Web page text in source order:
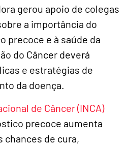
gerou apoio de colegas
a importância do
precoce e à saúde da
do Câncer deverá
e estratégias de
da doença.
de Câncer (INCA)
precoce aumenta
de cura,